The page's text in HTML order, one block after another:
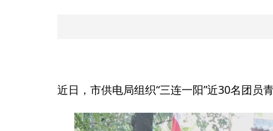
近日，市供电局组织“三连一阳”近30名团员